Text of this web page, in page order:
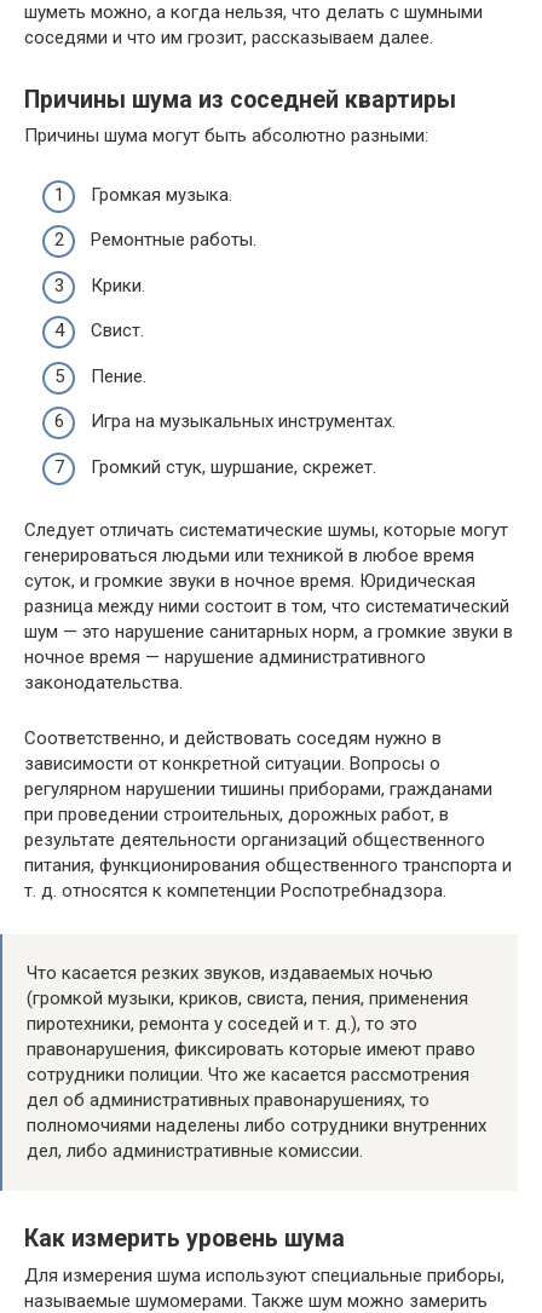
шуметь можно, а когда нельзя, что делать с шумными
соседями и что им грозит, рассказываем далее.
Причины шума из соседней квартиры
Причины шума могут быть абсолютно разными:
Громкая музыка.
Ремонтные работы.
Крики.
Свист.
Пение.
Игра на музыкальных инструментах.
Громкий стук, шуршание, скрежет.
Следует отличать систематические шумы, которые могут
генерироваться людьми или техникой в любое время
суток, и громкие звуки в ночное время. Юридическая
разница между ними состоит в том, что систематический
шум — это нарушение санитарных норм, а громкие звуки в
ночное время — нарушение административного
законодательства.
Соответственно, и действовать соседям нужно в
зависимости от конкретной ситуации. Вопросы о
регулярном нарушении тишины приборами, гражданами
при проведении строительных, дорожных работ, в
результате деятельности организаций общественного
питания, функционирования общественного транспорта и
т. д. относятся к компетенции Роспотребнадзора.
Что касается резких звуков, издаваемых ночью
(громкой музыки, криков, свиста, пения, применения
пиротехники, ремонта у соседей и т. д.), то это
правонарушения, фиксировать которые имеют право
сотрудники полиции. Что же касается рассмотрения
дел об административных правонарушениях, то
полномочиями наделены либо сотрудники внутренних
дел, либо административные комиссии.
Как измерить уровень шума
Для измерения шума используют специальные приборы,
называемые шумомерами. Также шум можно замерить